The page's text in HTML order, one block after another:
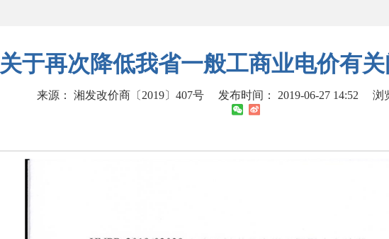
关于再次降低我省一般工商业电价有
来源： 湘发改价商〔2019〕407号 发布时间： 2019-06-27 14:52 浏